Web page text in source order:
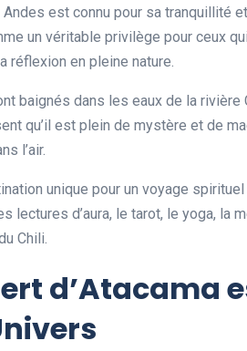
est connu pour sa tranquillité
un véritable privilège pour ceux
réflexion en pleine nature.
baignés dans les eaux de la
qu’il est plein de mystère et de
l’air.
unique pour un voyage
lectures d’aura, le tarot, le yoga, la
Chili.
d’Atacama